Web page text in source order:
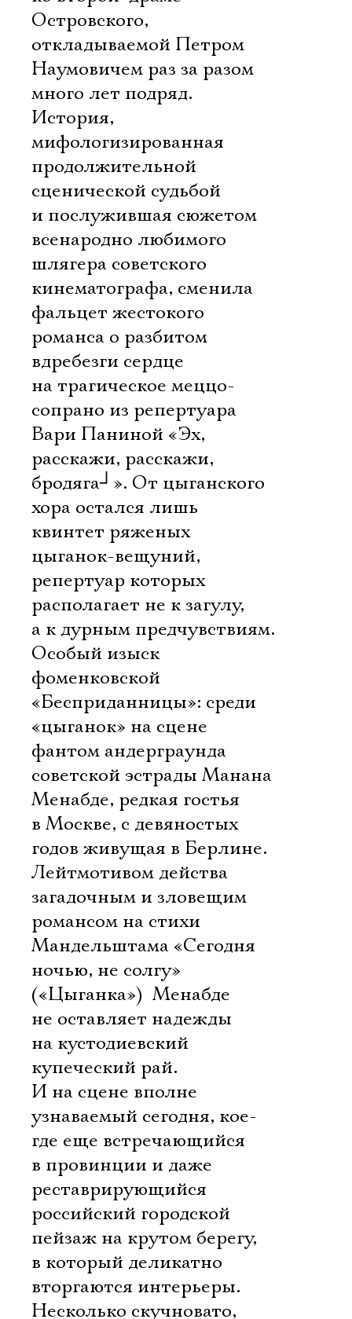
Островского,
откладываемой Петром
Наумовичем раз за разом
много лет подряд.
История,
мифологизированная
продолжительной
сценической судьбой
и послужившая сюжетом
всенародно любимого
шлягера советского
кинематографа, сменила
фальцет жестокого
романса о разбитом
вдребезги сердце
на трагическое меццо-
сопрано из репертуара
Вари Паниной «Эх,
расскажи, расскажи,
бродяга┘ ». От цыганского
хора остался лишь
квинтет ряженых
цыганок-вещуний,
репертуар которых
располагает не к загулу,
а к дурным предчувствиям.
Особый изыск
фоменковской
«Бесприданницы»: среди
«цыганок» на сцене
фантом андерграунда
советской эстрады Манана
Менабде, редкая гостья
в Москве, с девяностых
годов живущая в Берлине.
Лейтмотивом действа 
загадочным и зловещим
романсом на стихи
Мандельштама «Сегодня
ночью, не солгу»
(«Цыганка»)  Менабде
не оставляет надежды
на кустодиевский
купеческий рай.
И на сцене вполне
узнаваемый сегодня, кое-
где еще встречающийся
в провинции и даже
реставрирующийся
российский городской
пейзаж на крутом берегу,
в который деликатно
вторгаются интерьеры.
Несколько скучновато,